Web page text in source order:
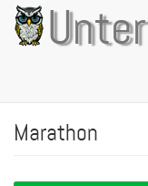
Direkt
zum
Inhalt
Marathon